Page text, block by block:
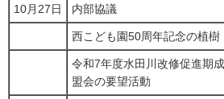
10月27日 内部協議
西こども園50周年記念の植樹
令和7年度水田川改修促進期
盟会の要望活動